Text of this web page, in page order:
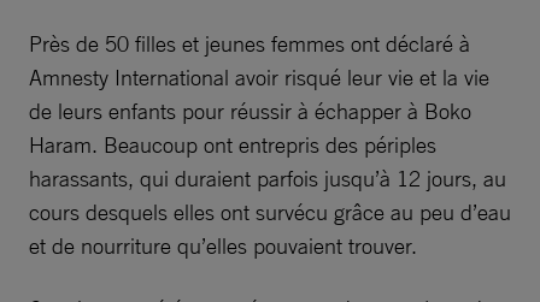
Près de 50 filles et jeunes femmes ont déclaré à
Amnesty International avoir risqué leur vie et la vie
de leurs enfants pour réussir à échapper à Boko
Haram. Beaucoup ont entrepris des périples
harassants, qui duraient parfois jusqu’à 12 jours, au
cours desquels elles ont survécu grâce au peu d’eau
et de nourriture qu’elles pouvaient trouver.